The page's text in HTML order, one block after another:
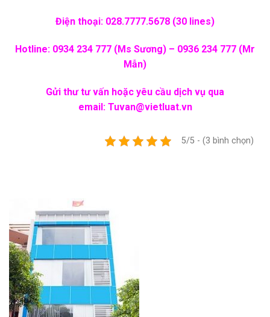
Điện thoại: 028.7777.5678 (30 lines)
Hotline: 0934 234 777 (Ms Sương) – 0936 234 777 (Mr
Mẫn)
Gửi thư tư vấn hoặc yêu cầu dịch vụ qua
email: Tuvan@vietluat.vn
5/5 - (3 bình chọn)